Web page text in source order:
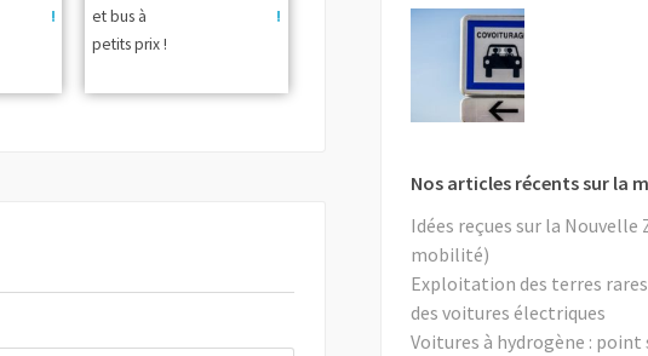
!
et bus à
petits prix !
!
Nos articles récents sur la
Idées reçues sur la Nouvelle
mobilité)
Exploitation des terres
des voitures électriques
Voitures à hydrogène : point